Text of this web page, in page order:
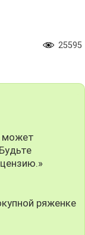
25595
может
ряженке